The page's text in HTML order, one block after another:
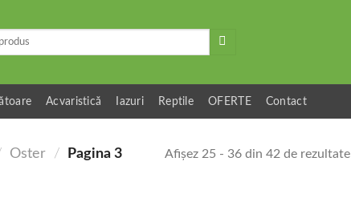
Acvaristică Iazuri Reptile OFERTE Contact
Oster / Pagina 3 Afișez 25 - 36 din 42 de rezultate